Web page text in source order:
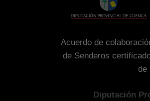
Acuerdo de
de Senderos
de
Diputación